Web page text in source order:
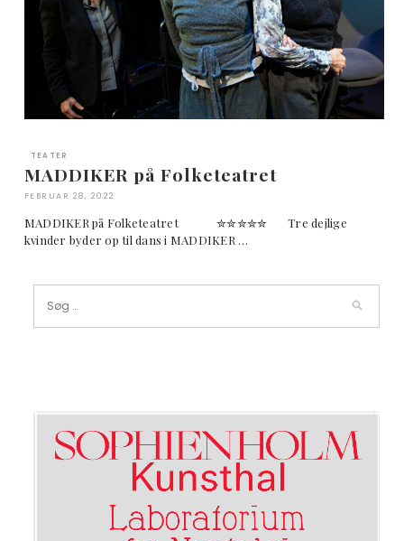
TEATER
MADDIKER på Folketeatret
FEBRUAR 28, 2022
MADDIKER på Folketeatret ✮✮✮✮✮ Tre dejlige
kvinder byder op til dans i MADDIKER …